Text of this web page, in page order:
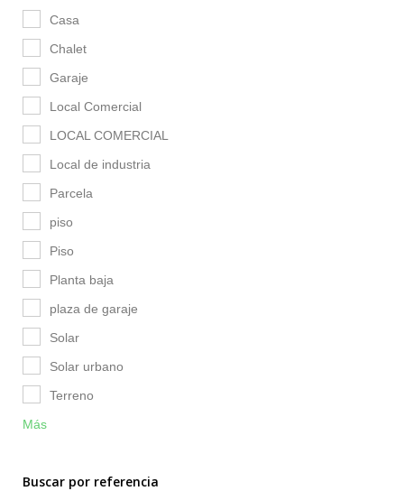
Casa
Chalet
Garaje
Local Comercial
LOCAL COMERCIAL
Local de industria
Parcela
piso
Piso
Planta baja
plaza de garaje
Solar
Solar urbano
Terreno
Más
Buscar por referencia